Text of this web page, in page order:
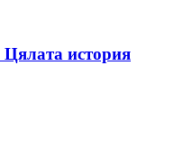
история